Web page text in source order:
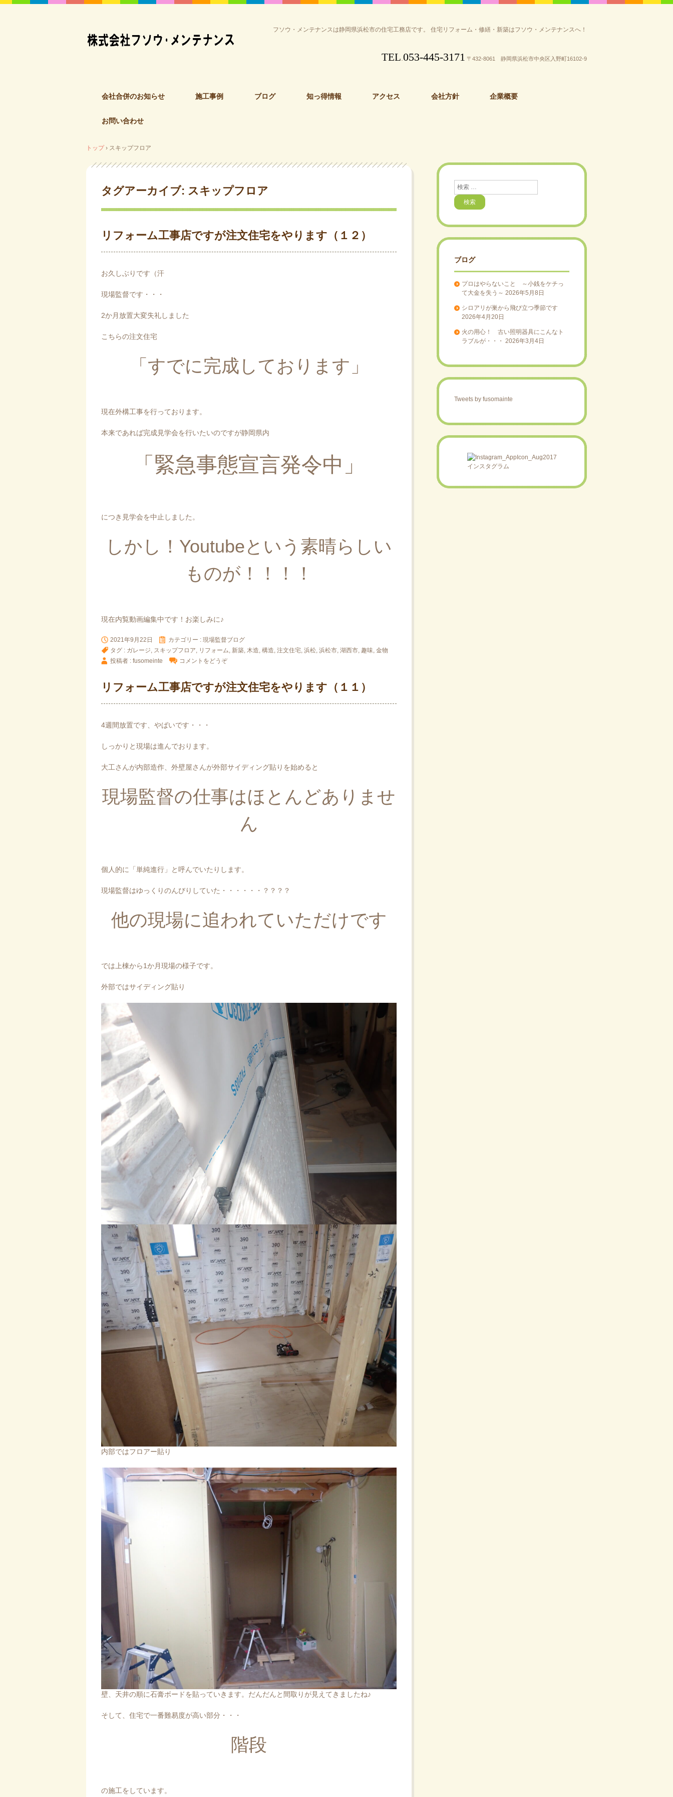
フソウ・メンテナンスは静岡県浜松市の住宅工務店です。 住宅リフォーム・修繕・新築はフソウ・メンテナンスへ！
TEL 053-445-3171 〒432-8061 静岡県浜松市中央区入野町16102-9
会社合併のお知らせ 施工事例 ブログ 知っ得情報 アクセス 会社方針 企業概要
お問い合わせ
トップ › スキップフロア
タグアーカイブ: スキップフロア
リフォーム工事店ですが注文住宅をやります（１２）
お久しぶりです（汗
現場監督です・・・
2か月放置大変失礼しました
こちらの注文住宅
「すでに完成しております」
現在外構工事を行っております。
本来であれば完成見学会を行いたいのですが静岡県内
「緊急事態宣言発令中」
につき見学会を中止しました。
しかし！Youtubeという素晴らしい
ものが！！！！
現在内覧動画編集中です！お楽しみに♪
2021年9月22日 カテゴリー : 現場監督ブログ
タグ : ガレージ スキップフロア リフォーム 新築 木造 構造 注文住宅 浜松 浜松市 湖西市 趣味 金物
投稿者 : fusomeinte
コメントをどうぞ
リフォーム工事店ですが注文住宅をやります（１１）
4週間放置です、やばいです・・・
しっかりと現場は進んでおります。
大工さんが内部造作、外壁屋さんが外部サイディング貼りを始めると
現場監督の仕事はほとんどありませ
ん
個人的に「単純進行」と呼んでいたりします。
現場監督はゆっくりのんびりしていた・・・・・・？？？？
他の現場に追われていただけです
では上棟から1か月現場の様子です。
外部ではサイディング貼り
内部ではフロアー貼り
壁、天井の順に石膏ボードを貼っていきます。だんだんと間取りが見えてきましたね♪
そして、住宅で一番難易度が高い部分・・・
階段
の施工をしています。
検
索
ブログ
プロはやらないこと ～小銭をケチっ
て大金を失う～ 2026年5月8日
シロアリが巣から飛び立つ季節です
2026年4月20日
火の用心！ 古い照明器具にこんなト
ラブルが・・・
2026年3月4日
Tweets by fusomainte
インスタグラム